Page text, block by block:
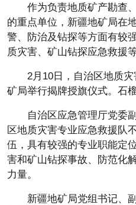
作为负责地质矿产勘查
的重点单位，新疆地矿局在
警、防治及钻探等方面有较
质灾害、矿山钻探应急救援
2月10日，自治区地质
矿局举行揭牌授旗仪式。石
自治区应急管理厅党委
区地质灾害专业应急救援队
伍，具有较强的专业职能定
害和矿山钻探事故、防范化
力量。
新疆地矿局党组书记、